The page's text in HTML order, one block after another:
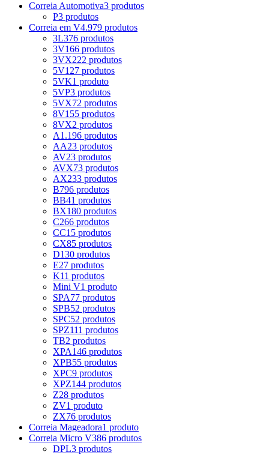
Correia Automotiva3 produtos
P3 produtos
Correia em V4.979 produtos
3L376 produtos
3V166 produtos
3VX222 produtos
5V127 produtos
5VK1 produto
5VP3 produtos
5VX72 produtos
8V155 produtos
8VX2 produtos
A1.196 produtos
AA23 produtos
AV23 produtos
AVX73 produtos
AX233 produtos
B796 produtos
BB41 produtos
BX180 produtos
C266 produtos
CC15 produtos
CX85 produtos
D130 produtos
E27 produtos
K11 produtos
Mini V1 produto
SPA77 produtos
SPB52 produtos
SPC52 produtos
SPZ111 produtos
TB2 produtos
XPA146 produtos
XPB55 produtos
XPC9 produtos
XPZ144 produtos
Z28 produtos
ZV1 produto
ZX76 produtos
Correia Mageadora1 produto
Correia Micro V386 produtos
DPL3 produtos